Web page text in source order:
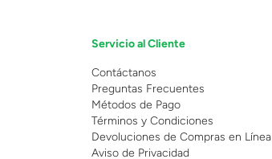
Servicio al Cliente
Contáctanos
Preguntas Frecuentes
Métodos de Pago
Términos y Condiciones
Devoluciones de Compras en Línea
Aviso de Privacidad